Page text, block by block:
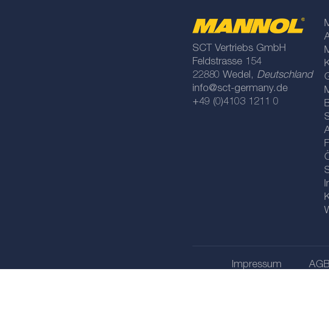
SCT Vertriebs GmbH
Feldstrasse 154
22880 Wedel, Deutschland
info@sct-germany.de
+49 (0)4103 1211 0
Impressum AGB